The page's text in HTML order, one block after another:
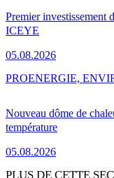
Premier investissement
ICEYE
05.08.2026
Nouveau dôme de
température
05.08.2026
PROENERGIE,
PLUS DE CETTE